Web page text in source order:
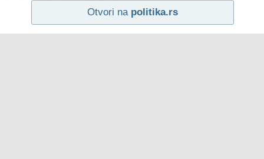
Otvori na politika.rs